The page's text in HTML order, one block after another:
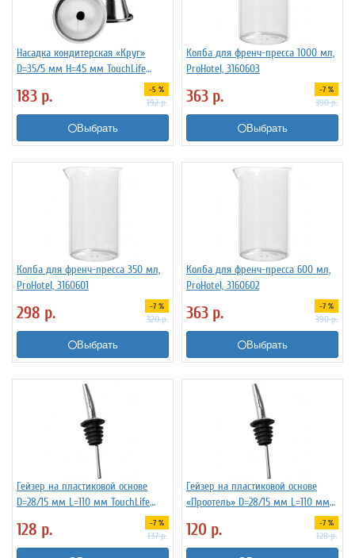
Насадка кондитерская «Круг»
D=35/5 мм H=45 мм TouchLife
183 р. -5 %
192р.
Выбрать
Колба для френч-пресса 1000 мл,
ProHotel, 3160603
363 р. -7 %
390р.
Выбрать
Колба для френч-пресса 350 мл,
ProHotel, 3160601
298 р. -7 %
320р.
Выбрать
Колба для френч-пресса 600 мл,
ProHotel, 3160602
363 р. -7 %
390р.
Выбрать
Гейзер на пластиковой основе
D=28/15 мм L=110 мм TouchLife
128 р. -7 %
137р.
Гейзер на пластиковой основе
«Проотель» D=28/15 мм L=110 мм
120 р. -7 %
128р.